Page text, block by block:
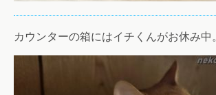
カウンターの箱にはイチくんがお休み中。